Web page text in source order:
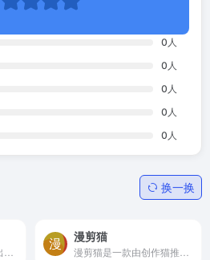
0 人
0 人
0 人
0 人
0 人
换一换
寻光是由阿里达摩院推出的一站式AI视频创作平台。它旨在通过人工智能技术提供全新的视频创作模式，重塑传统视频制作的全流程。寻光平台集成了剧本创作、分镜图设计、视频素材编辑...
漫剪猫
漫剪猫是一款由创作猫推出的智能小说转漫画视频推文工具，专为将小说文本转换成漫画视频而设计。通过智能分镜、AI绘制分镜画面和AI配音等功能，漫剪猫让用户能够轻松地将文字故事...